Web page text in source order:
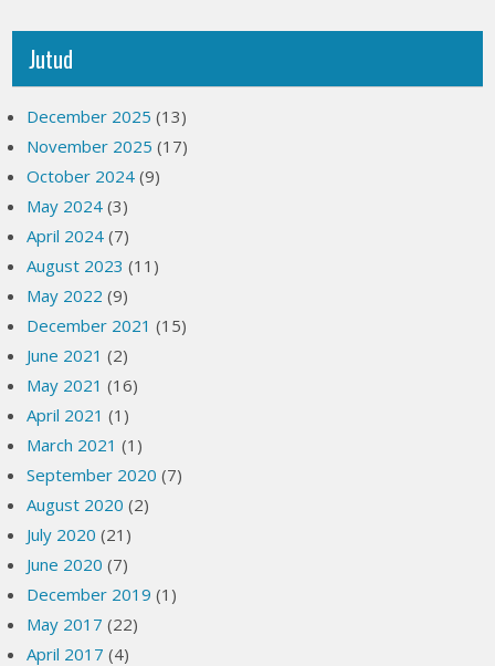
Jutud
December 2025 (13)
November 2025 (17)
October 2024 (9)
May 2024 (3)
April 2024 (7)
August 2023 (11)
May 2022 (9)
December 2021 (15)
June 2021 (2)
May 2021 (16)
April 2021 (1)
March 2021 (1)
September 2020 (7)
August 2020 (2)
July 2020 (21)
June 2020 (7)
December 2019 (1)
May 2017 (22)
April 2017 (4)